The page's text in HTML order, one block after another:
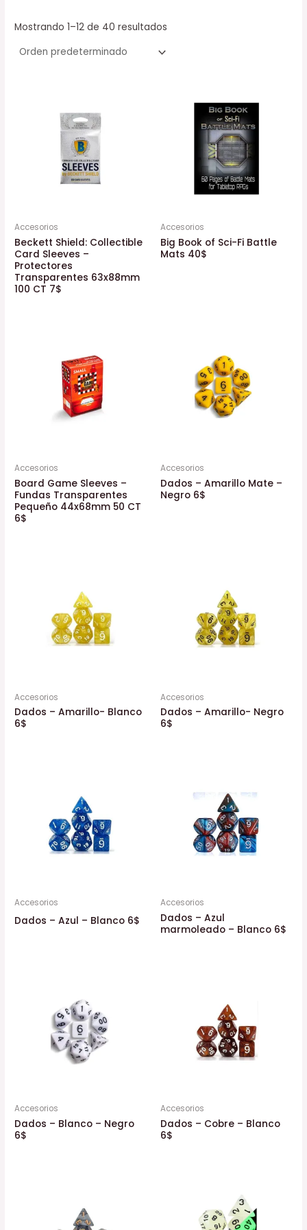
Mostrando 1–12 de 40 resultados
Accesorios
Beckett Shield: Collectible
Card Sleeves –
Protectores
Transparentes 63x88mm
100 CT 7$
Accesorios
Big Book of Sci-Fi Battle
Mats 40$
Accesorios
Board Game Sleeves –
Fundas Transparentes
Pequeño 44x68mm 50 CT
6$
Accesorios
Dados – Amarillo Mate –
Negro 6$
Accesorios
Dados – Amarillo- Blanco
6$
Accesorios
Dados – Amarillo- Negro
6$
Accesorios
Dados – Azul – Blanco 6$
Accesorios
Dados – Azul
marmoleado – Blanco 6$
Accesorios
Dados – Blanco – Negro
6$
Accesorios
Dados – Cobre – Blanco
6$